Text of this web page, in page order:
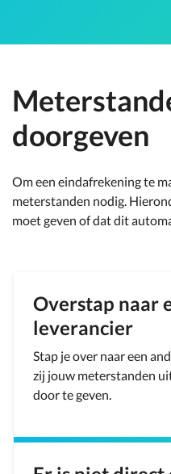
doorgeven
Om een eindafrekening te
meterstanden nodig.
moet geven of dat dit
Overstap naar
leverancier
Stap je over naar een
zij jouw meterstanden
door te geven.